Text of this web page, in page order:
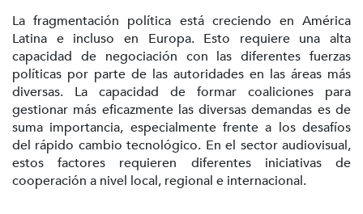
La fragmentación política está creciendo en América
Latina e incluso en Europa. Esto requiere una alta
capacidad de negociación con las diferentes fuerzas
políticas por parte de las autoridades en las áreas más
diversas. La capacidad de formar coaliciones para
gestionar más eficazmente las diversas demandas es de
suma importancia, especialmente frente a los desafíos
del rápido cambio tecnológico. En el sector audiovisual,
estos factores requieren diferentes iniciativas de
cooperación a nivel local, regional e internacional.